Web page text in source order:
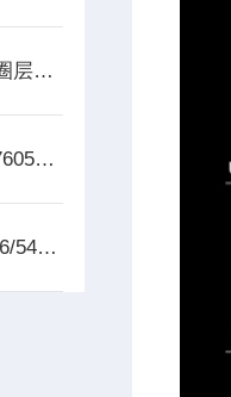
益和MICROTEST 7703 线圈层间短路测试仪
中国台湾益和6265+7721+7605三合一变压器综合测试系统
益和MICROTEST5465/5466/5467变压器测试仪